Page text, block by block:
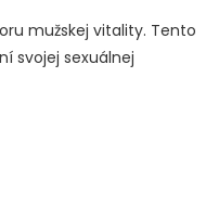
mužskej vitality. Tento
svojej sexuálnej